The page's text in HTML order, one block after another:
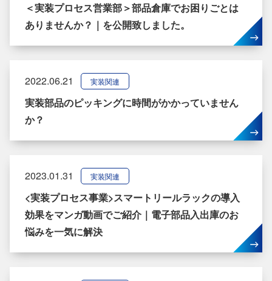
＜実装プロセス営業部＞部品倉庫でお困りごとは
ありませんか？｜を公開致しました。
2022.06.21 実装関連
実装部品のピッキングに時間がかかっていません
か？
2023.01.31 実装関連
<実装プロセス事業>スマートリールラックの導入
効果をマンガ動画でご紹介｜電子部品入出庫のお
悩みを一気に解決